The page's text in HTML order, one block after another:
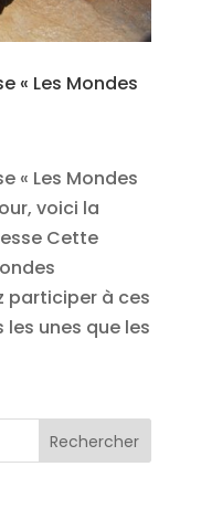
« Les Mondes
« Les Mondes
voici la
Cette
participer à ces
unes que les